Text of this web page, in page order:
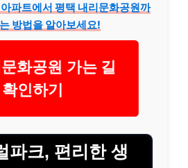
파트에서 평택 내리문화공원까
방법을 알아보세요!
화공원 가는 길
확인하기
파크, 편리한 생